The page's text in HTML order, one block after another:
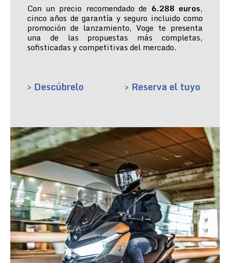
Con un precio recomendado de 6.288 euros,
cinco años de garantía y seguro incluido como
promoción de lanzamiento, Voge te presenta
una de las propuestas más completas,
sofisticadas y competitivas del mercado.
> Descúbrelo > Reserva el tuyo